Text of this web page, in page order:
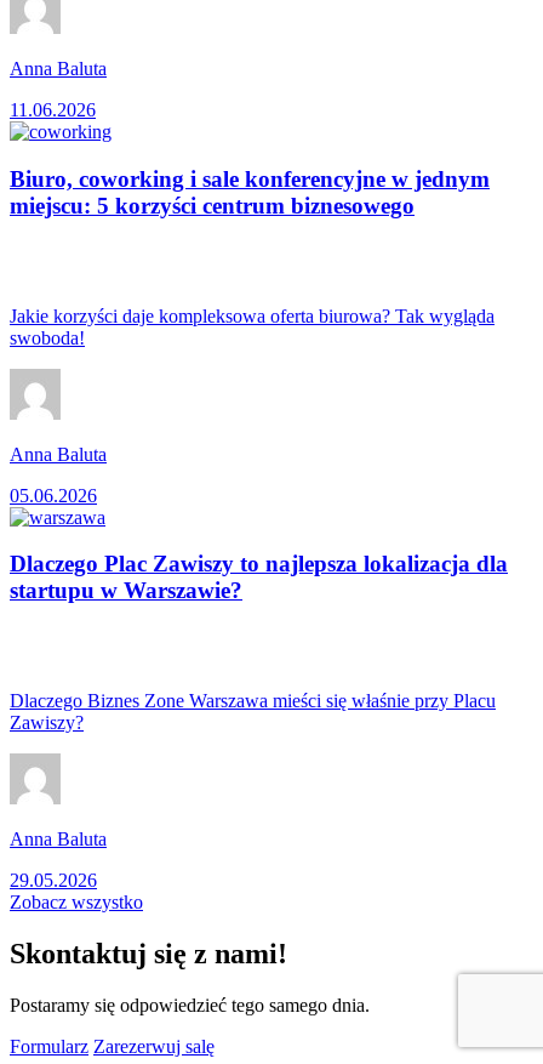
Anna Baluta
11.06.2026
Biuro, coworking i sale konferencyjne w jednym
miejscu: 5 korzyści centrum biznesowego
Jakie korzyści daje kompleksowa oferta biurowa? Tak wygląda
swoboda!
Anna Baluta
05.06.2026
Dlaczego Plac Zawiszy to najlepsza lokalizacja dla
startupu w Warszawie?
Dlaczego Biznes Zone Warszawa mieści się właśnie przy Placu
Zawiszy?
Anna Baluta
29.05.2026
Zobacz wszystko
Skontaktuj się z nami!
Postaramy się odpowiedzieć tego samego dnia.
Formularz Zarezerwuj salę